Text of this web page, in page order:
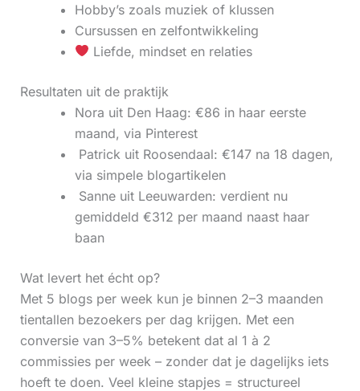
Hobby’s zoals muziek of klussen
Cursussen en zelfontwikkeling
Liefde, mindset en relaties
Resultaten uit de praktijk
Nora uit Den Haag: €86 in haar eerste
maand, via Pinterest
‍ Patrick uit Roosendaal: €147 na 18 dagen,
via simpele blogartikelen
‍ Sanne uit Leeuwarden: verdient nu
gemiddeld €312 per maand naast haar
baan
Wat levert het écht op?
Met 5 blogs per week kun je binnen 2–3 maanden
tientallen bezoekers per dag krijgen. Met een
conversie van 3–5% betekent dat al 1 à 2
commissies per week – zonder dat je dagelijks iets
hoeft te doen. Veel kleine stapjes = structureel